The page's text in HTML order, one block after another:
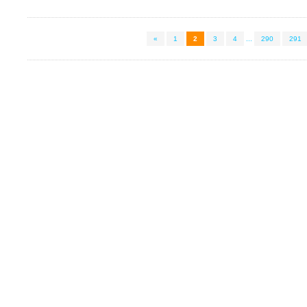
« 1 2 3 4 290 291